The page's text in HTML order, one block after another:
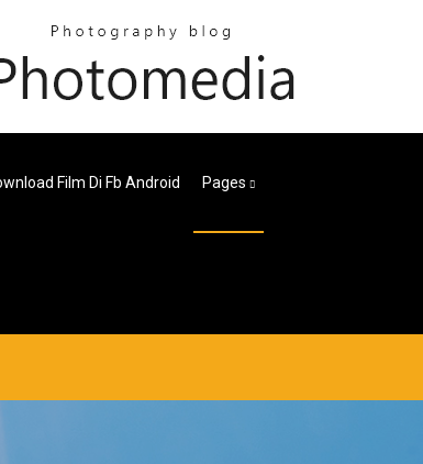
Film Di Fb Android Pages